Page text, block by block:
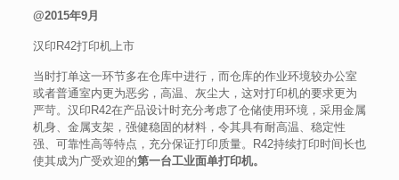
@2015年9月
汉印R42打印机上市
当时打单这一环节多在仓库中进行，而仓库的作业环境较办公室
或者普通室内更为恶劣，高温、灰尘大，这对打印机的要求更为
严苛。汉印R42在产品设计时充分考虑了仓储使用环境，采用金属
机身、金属支架，强健稳固的材料，令其具有耐高温、稳定性
强、可靠性高等特点，充分保证打印质量。R42持续打印时间长也
使其成为广受欢迎的第一台工业面单打印机。